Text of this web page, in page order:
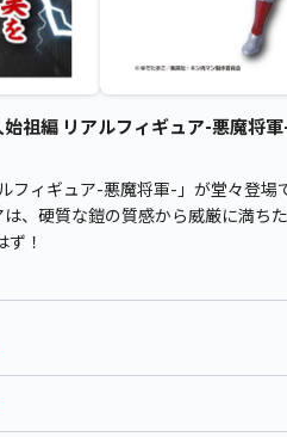
祖編 リアルフィギュア-悪魔将
ィギュア-悪魔将軍-」が堂々登場
、硬質な鎧の質感から威厳に満ち
！